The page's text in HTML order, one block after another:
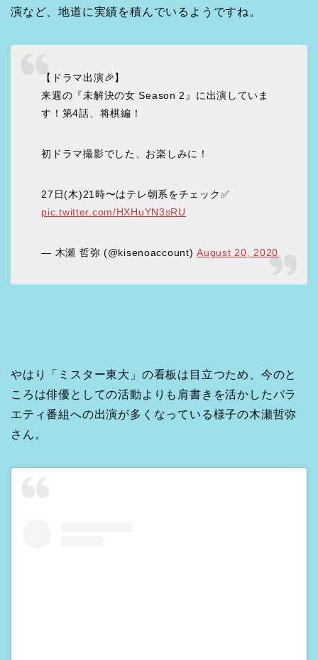
演など、地道に実績を積んでいるようですね。
【ドラマ出演🎉】
来週の『未解決の女 Season 2』に出演していま
す！第4話、将棋編！
初ドラマ撮影でした、お楽しみに！
27日(木)21時〜はテレ朝系をチェック✅
pic.twitter.com/HXHuYN3sRU
— 木瀬 哲弥 (@kisenoaccount)August 20, 2020
やはり「ミスター東大」の看板は目立つため、今のと
ころは俳優としての活動よりも肩書きを活かしたバラ
エティ番組への出演が多くなっている様子の木瀬哲弥
さん。